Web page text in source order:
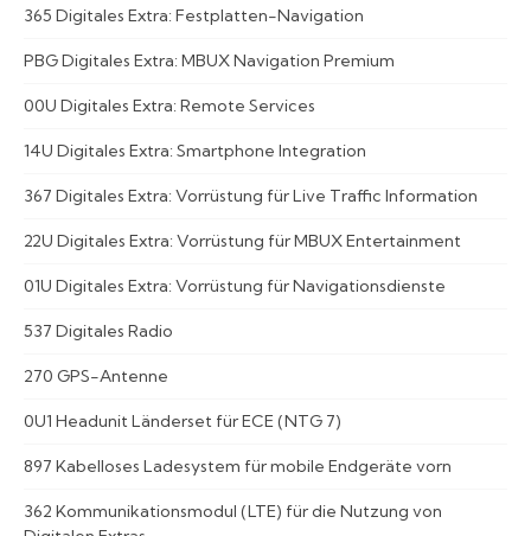
365 Digitales Extra: Festplatten-Navigation
PBG Digitales Extra: MBUX Navigation Premium
00U Digitales Extra: Remote Services
14U Digitales Extra: Smartphone Integration
367 Digitales Extra: Vorrüstung für Live Traffic Information
22U Digitales Extra: Vorrüstung für MBUX Entertainment
01U Digitales Extra: Vorrüstung für Navigationsdienste
537 Digitales Radio
270 GPS-Antenne
0U1 Headunit Länderset für ECE (NTG 7)
897 Kabelloses Ladesystem für mobile Endgeräte vorn
362 Kommunikationsmodul (LTE) für die Nutzung von